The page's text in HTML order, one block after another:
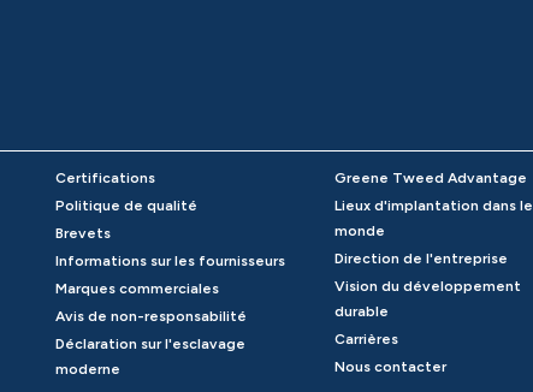
Certifications
Politique de qualité
Brevets
Informations sur les fournisseurs
Marques commerciales
Avis de non-responsabilité
Déclaration sur l'esclavage
moderne
Greene Tweed Advantage
Lieux d'implantation dans le
monde
Direction de l'entreprise
Vision du développement
durable
Carrières
Nous contacter